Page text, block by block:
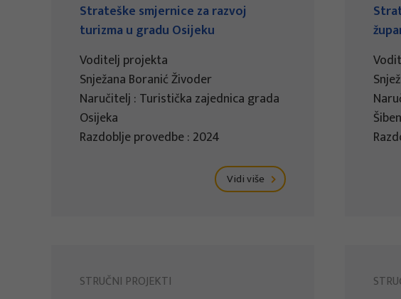
Strateške smjernice za razvoj
turizma u gradu Osijeku
Voditelj projekta
Snježana Boranić Živoder
Naručitelj : Turistička zajednica grada
Osijeka
Razdoblje provedbe : 2024
Vidi više
STRUČNI PROJEKTI